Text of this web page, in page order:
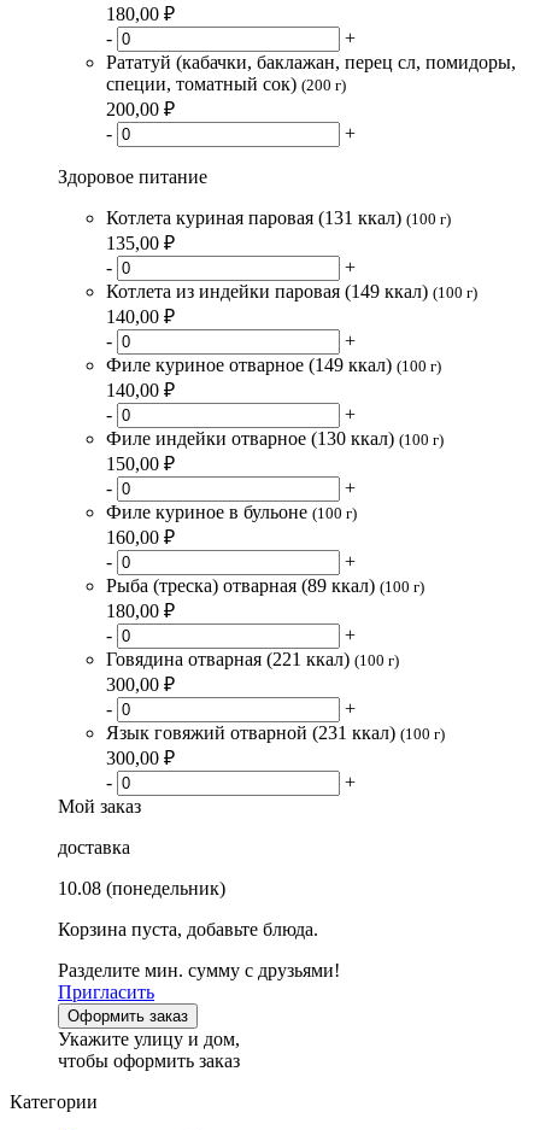
180,00 ₽
-
+
Рататуй (кабачки, баклажан, перец сл, помидоры,
специи, томатный сок) (200 г)
200,00 ₽
-
+
Здоровое питание
Котлета куриная паровая (131 ккал) (100 г)
135,00 ₽
-
+
Котлета из индейки паровая (149 ккал) (100 г)
140,00 ₽
-
+
Филе куриное отварное (149 ккал) (100 г)
140,00 ₽
-
+
Филе индейки отварное (130 ккал) (100 г)
150,00 ₽
-
+
Филе куриное в бульоне (100 г)
160,00 ₽
-
+
Рыба (треска) отварная (89 ккал) (100 г)
180,00 ₽
-
+
Говядина отварная (221 ккал) (100 г)
300,00 ₽
-
+
Язык говяжий отварной (231 ккал) (100 г)
300,00 ₽
-
+
Мой заказ
доставка
10.08 (понедельник)
Корзина пуста, добавьте блюда.
Разделите мин. сумму с друзьями!
Пригласить
Оформить заказ
Укажите улицу и дом,
чтобы оформить заказ
Категории